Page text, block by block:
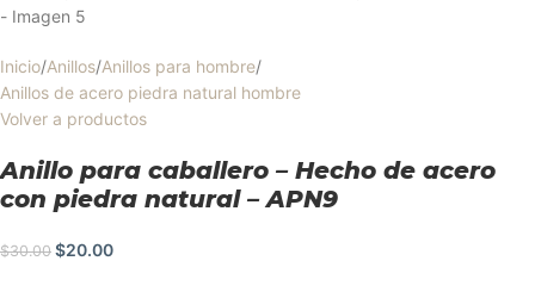
Inicio/Anillos/Anillos para hombre/
Anillos de acero piedra natural hombre
Volver a productos
Anillo para caballero – Hecho de acero
con piedra natural – APN9
$30.00 $20.00